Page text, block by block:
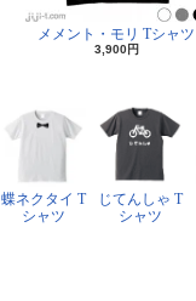
メメント・モリ Tシャツ
3,900円
蝶ネクタイ T
シャツ
じてんしゃ T
シャツ